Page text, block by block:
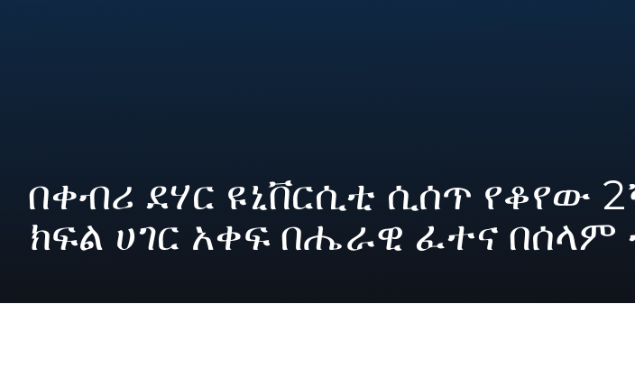
በቀብሪ ደሃር ዩኒቨርሲቲ ሲሰጥ የቆየው
ክፍል ሀገር አቀፍ በሔራዊ ፈተና